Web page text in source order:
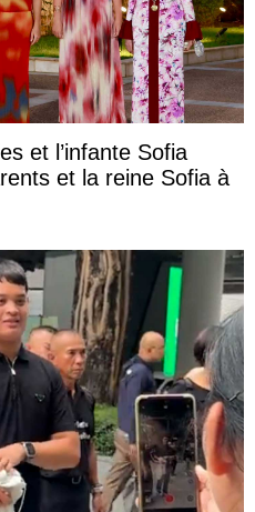
et l’infante Sofia
et la reine Sofia à